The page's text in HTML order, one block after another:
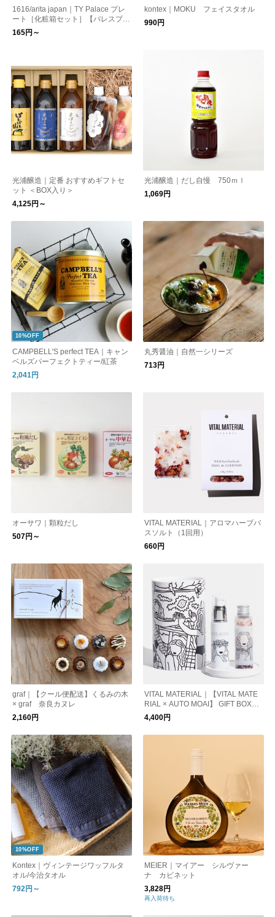
1616/arita japan｜TY Palace プレ
ート［化粧箱セット］【パレスプレ
ート】【有田焼】【プレゼント・贈
答品・内祝】
165円～
kontex｜MOKU フェイスタオル
990円
光浦醸造｜定番 おすすめギフトセ
ット ＜BOX入り＞
4,125円～
光浦醸造｜だし自慢 750ｍｌ
1,069円
10%OFF
CAMPBELL'S perfect TEA｜キャン
ベルズパーフェクトティー/紅茶
2,041円
丸秀醤油｜自然一シリーズ
713円
オーサワ｜顆粒だし
507円～
VITAL MATERIAL｜アロマハーブバ
スソルト（1回用）
660円
graf｜【クール便配送】くるみの木
× graf 奈良カヌレ
2,160円
VITAL MATERIAL｜【VITAL MATE
RIAL × AUTO MOAI】 GIFT BOXセ
ット
4,400円
10%OFF
Kontex｜ヴィンテージワッフルタ
オル/今治タオル
792円～
MEIER｜マイアー シルヴァー
ナ カビネット
3,828円
再入荷待ち